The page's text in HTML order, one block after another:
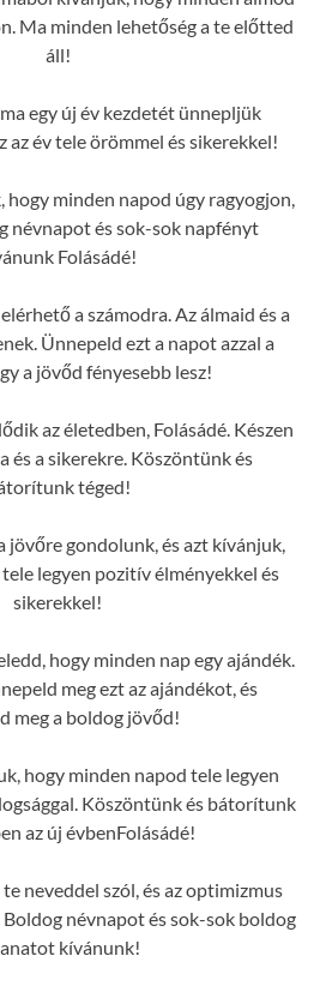
Ma minden lehetőség a te előtted
áll!
egy új év kezdetét ünnepljük
az év tele örömmel és sikerekkel!
minden napod úgy ragyogjon,
névnapot és sok-sok napfényt
Folásádé!
a számodra. Az álmaid és a
Ünnepeld ezt a napot azzal a
a jövőd fényesebb lesz!
az életedben, Folásádé. Készen
és a sikerekre. Köszöntünk és
téged!
jövőre gondolunk, és azt kívánjuk,
legyen pozitív élményekkel és
sikerekkel!
hogy minden nap egy ajándék.
meg ezt az ajándékot, és
meg a boldog jövőd!
hogy minden napod tele legyen
Köszöntünk és bátorítunk
az új évbenFolásádé!
te neveddel szól, és az optimizmus
névnapot és sok-sok boldog
kívánunk!